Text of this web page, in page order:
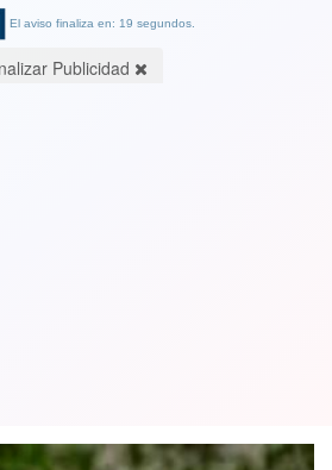
El aviso finaliza en: 19 segundos.
Publicidad